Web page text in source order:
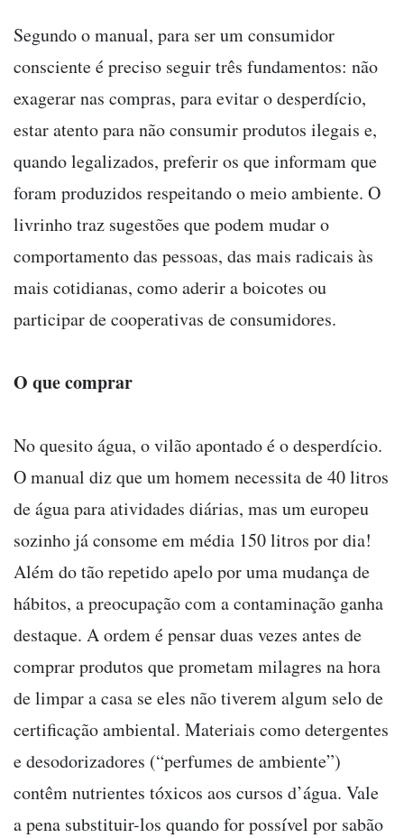
Segundo o manual, para ser um consumidor
consciente é preciso seguir três fundamentos: não
exagerar nas compras, para evitar o desperdício,
estar atento para não consumir produtos ilegais e,
quando legalizados, preferir os que informam que
foram produzidos respeitando o meio ambiente. O
livrinho traz sugestões que podem mudar o
comportamento das pessoas, das mais radicais às
mais cotidianas, como aderir a boicotes ou
participar de cooperativas de consumidores.
O que comprar
No quesito água, o vilão apontado é o desperdício.
O manual diz que um homem necessita de 40 litros
de água para atividades diárias, mas um europeu
sozinho já consome em média 150 litros por dia!
Além do tão repetido apelo por uma mudança de
hábitos, a preocupação com a contaminação ganha
destaque. A ordem é pensar duas vezes antes de
comprar produtos que prometam milagres na hora
de limpar a casa se eles não tiverem algum selo de
certificação ambiental. Materiais como detergentes
e desodorizadores (“perfumes de ambiente”)
contêm nutrientes tóxicos aos cursos d’água. Vale
a pena substituir-los quando for possível por sabão